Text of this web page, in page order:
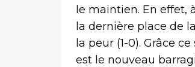
le maintien. En effet,
la dernière place de
la peur (1-0). Grâce
est le nouveau